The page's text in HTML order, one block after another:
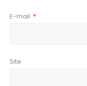
E-mail *
Site